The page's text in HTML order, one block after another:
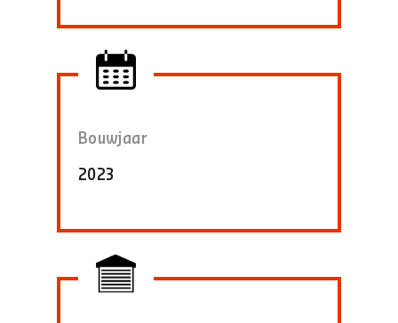
Bouwjaar
2023